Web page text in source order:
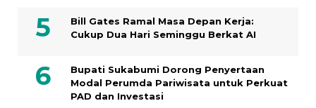
Bill Gates Ramal Masa Depan Kerja:
Cukup Dua Hari Seminggu Berkat AI
Bupati Sukabumi Dorong Penyertaan
Modal Perumda Pariwisata untuk Perkuat
PAD dan Investasi